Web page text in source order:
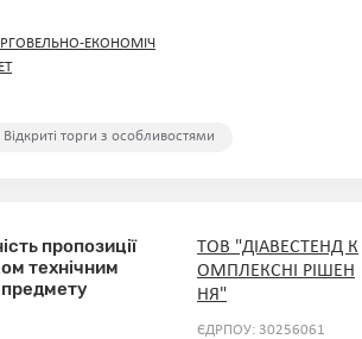
Відкриті торги з особливостями
ЕКОНОМІЧ
пропозиції
технічним
ТОВ "ДІАВЕСТЕНД К
ОМПЛЕКСНІ РІШЕН
НЯ"
ЄДРПОУ: 30256061